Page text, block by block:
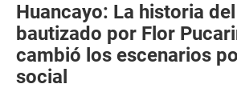
Huancayo: La historia
bautizado por Flor
cambió los escenarios
social